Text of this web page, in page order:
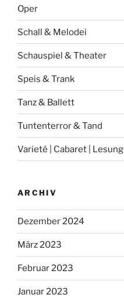
Oper
Schall & Melodei
Schauspiel & Theater
Speis & Trank
Tanz & Ballett
Tuntenterror & Tand
Varieté | Cabaret | Lesung
ARCHIV
Dezember 2024
März 2023
Februar 2023
Januar 2023